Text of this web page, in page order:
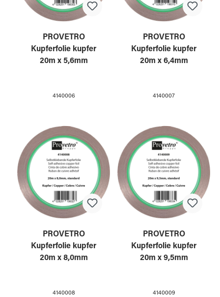
PROVETRO
Kupferfolie kupfer
20m x 5,6mm
4140006
PROVETRO
Kupferfolie kupfer
20m x 6,4mm
4140007
PROVETRO
Kupferfolie kupfer
20m x 8,0mm
4140008
PROVETRO
Kupferfolie kupfer
20m x 9,5mm
4140009